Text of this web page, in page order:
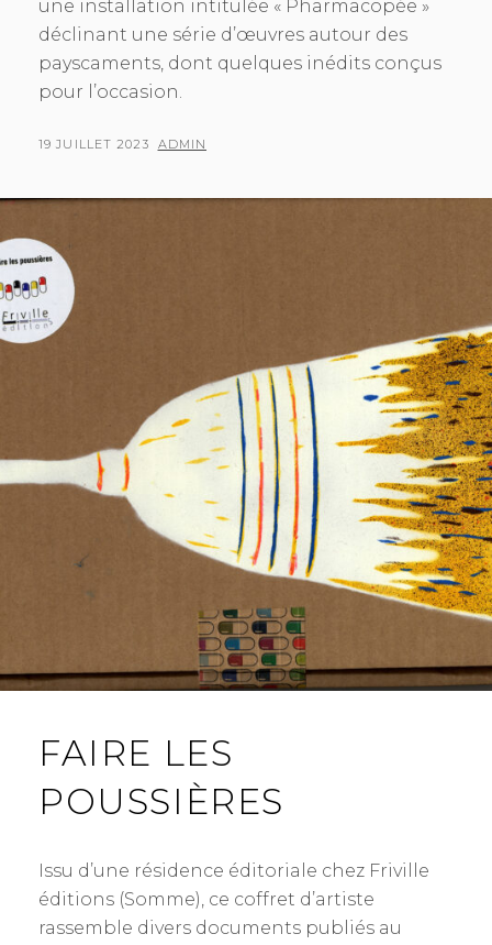
une installation intitulée « Pharmacopée »
déclinant une série d’œuvres autour des
payscaments, dont quelques inédits conçus
pour l’occasion.
POSTED
19 JUILLET 2023 BY
ADMIN
FAIRE LES
POUSSIÈRES
Issu d’une résidence éditoriale chez Friville
éditions (Somme), ce coffret d’artiste
rassemble divers documents publiés au